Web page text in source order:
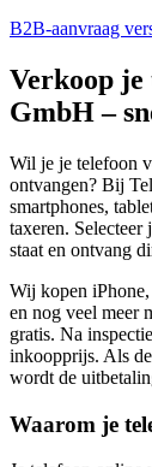
B2B-aanvraag
Verkoop je
GmbH –
Wil je je telefoon
ontvangen? Bij
smartphones,
taxeren. Selecteer
staat en ontvang
Wij kopen
en nog veel meer
gratis. Na
inkoopprijs. Als
wordt de
Waarom je